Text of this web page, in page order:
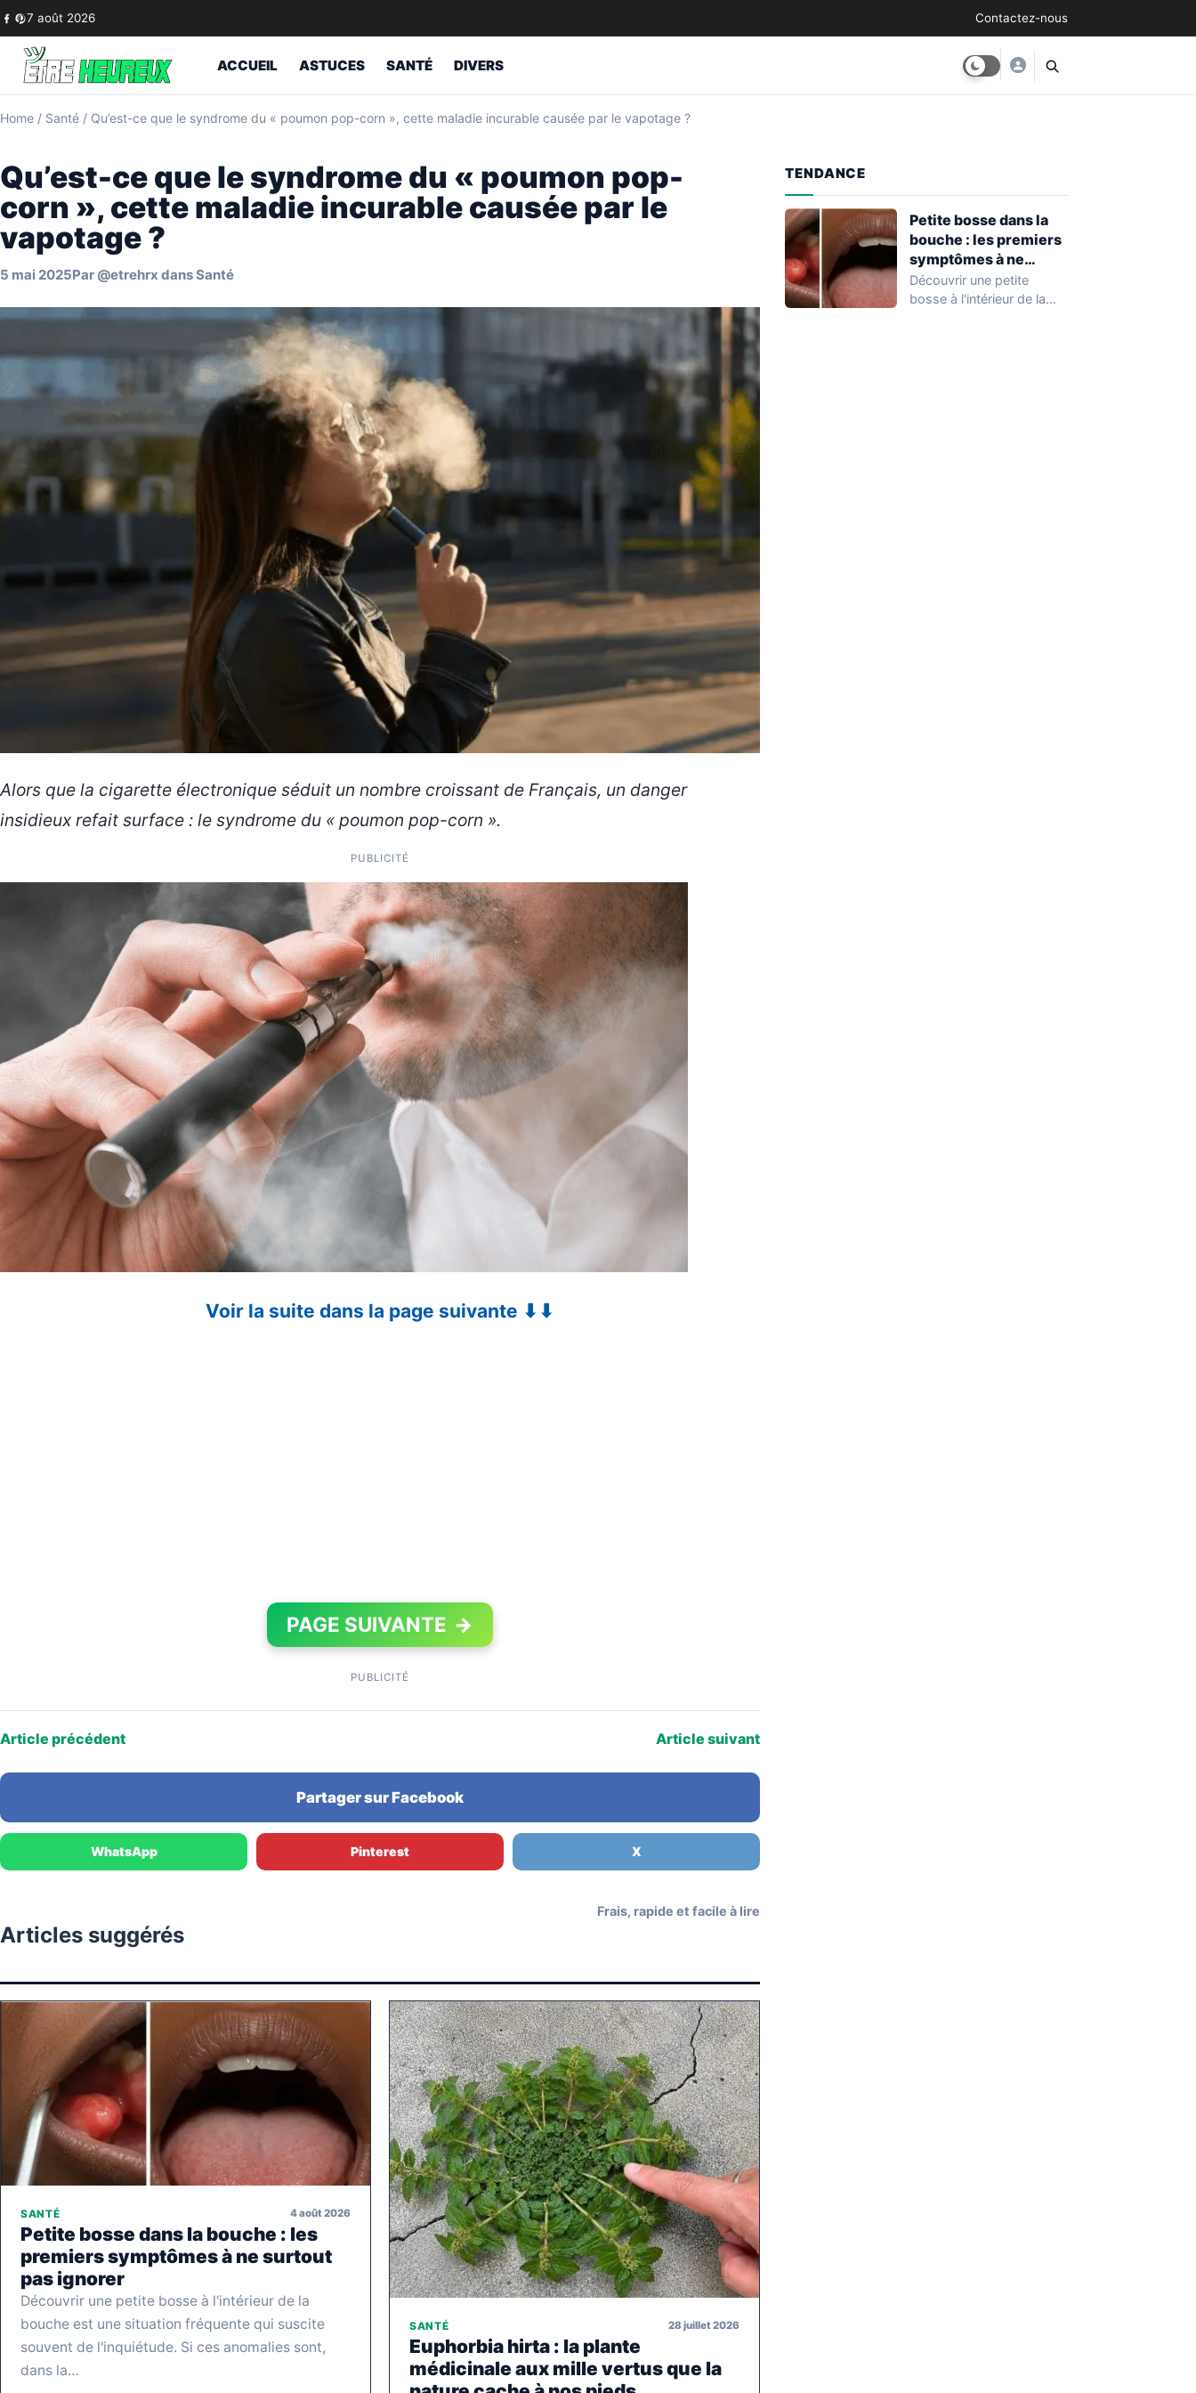
Skip to content
7 août 2026 Contactez-nous
ACCUEIL ASTUCES SANTÉ DIVERS
Home / Santé / Qu’est-ce que le syndrome du « poumon pop-corn », cette maladie incurable causée par le vapotage ?
Qu’est-ce que le syndrome du « poumon pop-
corn », cette maladie incurable causée par le
vapotage ?
5 mai 2025Par @etrehrx dansSanté
Alors que la cigarette électronique séduit un nombre croissant de Français, un danger
insidieux refait surface : le syndrome du « poumon pop-corn ».
PUBLICITÉ
Voir la suite dans la page suivante ⬇⬇
PAGE SUIVANTE →
PUBLICITÉ
Article précédent Article suivant
Partager sur Facebook
WhatsApp Pinterest X
Articles suggérés
Frais, rapide et facile à lire
SANTÉ 4 août 2026
Petite bosse dans la bouche : les
premiers symptômes à ne surtout
pas ignorer
Découvrir une petite bosse à l'intérieur de la
bouche est une situation fréquente qui suscite
souvent de l'inquiétude. Si ces anomalies sont,
dans la…
SANTÉ 28 juillet 2026
Euphorbia hirta : la plante
médicinale aux mille vertus que la
TENDANCE
Petite bosse dans la
bouche : les premiers
symptômes à ne
surtout pas ignorer
Découvrir une petite
bosse à l'intérieur de la